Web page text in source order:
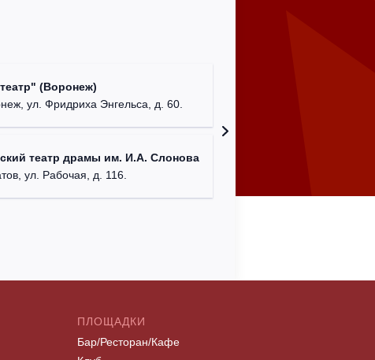
(Воронеж)
ул. Фридриха Энгельса, д. 60.
театр драмы им. И.А. Слонова
ул. Рабочая, д. 116.
ПЛОЩАДКИ
Бар/Ресторан/Кафе